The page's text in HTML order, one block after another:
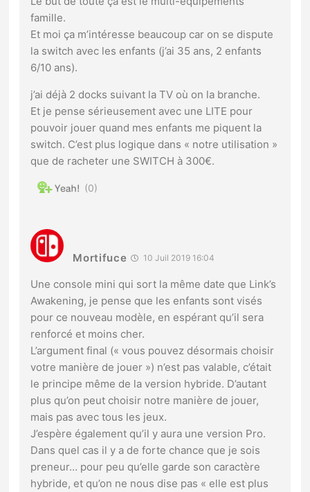
famille.
Et moi ça m’intéresse beaucoup car on se dispute
la switch avec les enfants (j’ai 35 ans, 2 enfants
6/10 ans).
j’ai déjà 2 docks suivant la TV où on la branche.
Et je pense sérieusement avec une LITE pour
pouvoir jouer quand mes enfants me piquent la
switch. C’est plus logique dans « notre utilisation »
que de racheter une SWITCH à 300€.
0
Mortifuce 10 Juil 2019 16:04
Une console mini qui sort la même date que Link’s
Awakening, je pense que les enfants sont visés
pour ce nouveau modèle, en espérant qu’il sera
renforcé et moins cher.
L’argument final (« vous pouvez désormais choisir
votre manière de jouer ») n’est pas valable, c’était
le principe même de la version hybride. D’autant
plus qu’on peut choisir notre manière de jouer,
mais pas avec tous les jeux.
J’espère également qu’il y aura une version Pro.
Dans quel cas il y a de forte chance que je sois
preneur… pour peu qu’elle garde son caractère
hybride, et qu’on ne nous dise pas « elle est plus